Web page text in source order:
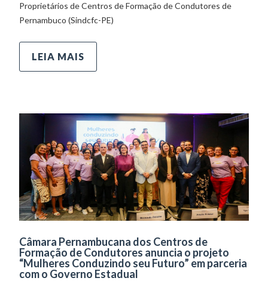
Proprietários de Centros de Formação de Condutores de
Pernambuco (Sindcfc-PE)
LEIA MAIS
Câmara Pernambucana dos Centros de
Formação de Condutores anuncia o projeto
“Mulheres Conduzindo seu Futuro” em parceria
com o Governo Estadual